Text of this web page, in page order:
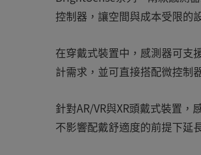
控制器，讓空間與成本受限的
在穿戴式裝置中，感測器可支
計需求，並可直接搭配微控制
針對AR/VR與XR頭戴式裝置
不影響配戴舒適度的前提下延